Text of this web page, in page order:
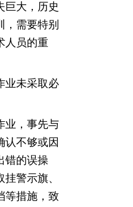
巨大，历史
，需要特别
人员的重
业未采取必
业，事先与
认不够或因
错的误操
警示旗、
等措施，致